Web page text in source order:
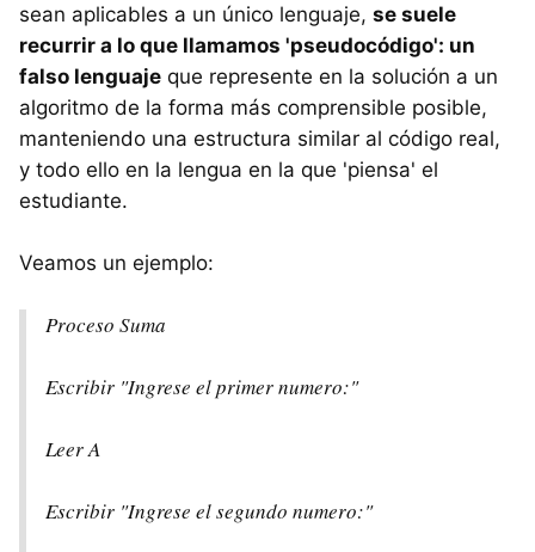
sean aplicables a un único lenguaje, se suele
recurrir a lo que llamamos 'pseudocódigo': un
falso lenguaje que represente en la solución a un
algoritmo de la forma más comprensible posible,
manteniendo una estructura similar al código real,
y todo ello en la lengua en la que 'piensa' el
estudiante.
Veamos un ejemplo:
Proceso Suma
Escribir "Ingrese el primer numero:"
Leer A
Escribir "Ingrese el segundo numero:"